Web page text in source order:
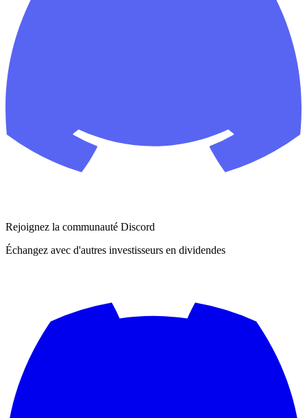
Rejoignez la communauté Discord
Échangez avec d'autres investisseurs en dividendes